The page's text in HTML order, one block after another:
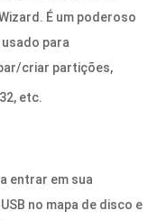
É um poderoso
para
criar partições,
etc.
entrar em sua
no mapa de disco e